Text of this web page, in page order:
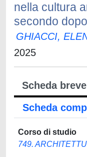
nella cultura
secondo
GHIACCI,
2025
Scheda breve
Scheda
Corso di studio
749.